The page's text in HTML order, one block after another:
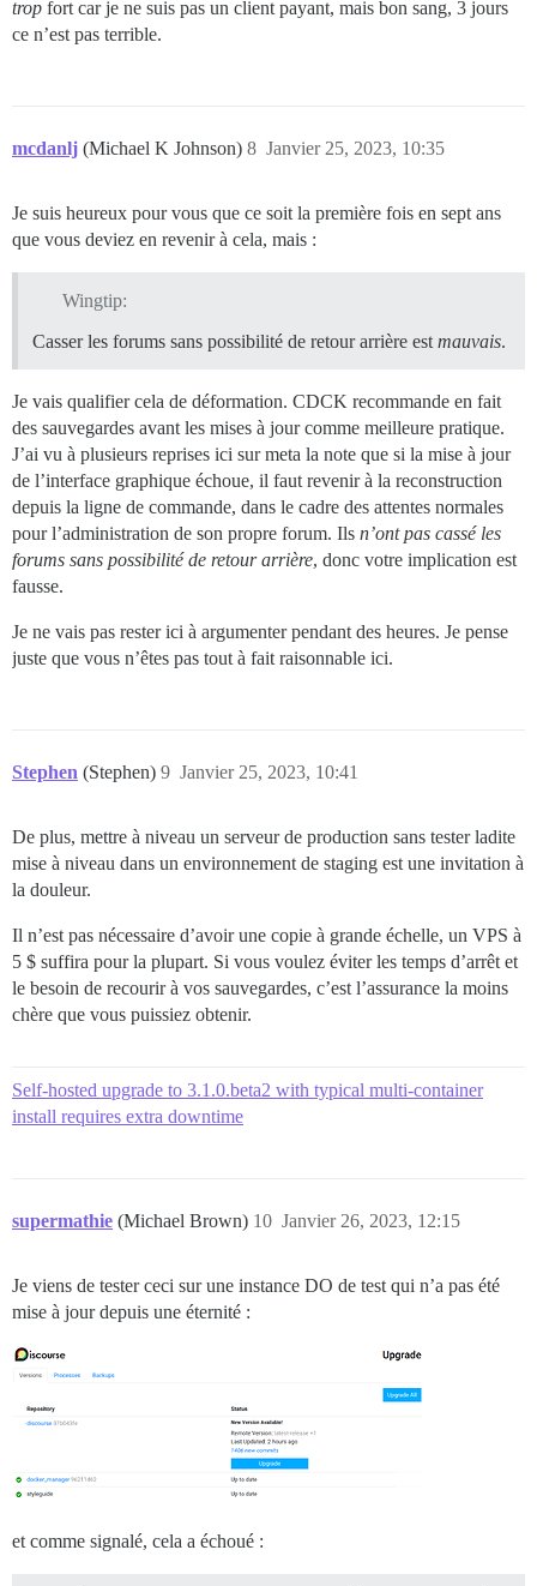
trop fort car je ne suis pas un client payant, mais bon sang, 3 jours
ce n’est pas terrible.
mcdanlj (Michael K Johnson) Janvier 25, 2023, 10:35
8
Je suis heureux pour vous que ce soit la première fois en sept ans
que vous deviez en revenir à cela, mais :
Wingtip:
Casser les forums sans possibilité de retour arrière est mauvais.
Je vais qualifier cela de déformation. CDCK recommande en fait
des sauvegardes avant les mises à jour comme meilleure pratique.
J’ai vu à plusieurs reprises ici sur meta la note que si la mise à jour
de l’interface graphique échoue, il faut revenir à la reconstruction
depuis la ligne de commande, dans le cadre des attentes normales
pour l’administration de son propre forum. Ils n’ont pas cassé les
forums sans possibilité de retour arrière, donc votre implication est
fausse.
Je ne vais pas rester ici à argumenter pendant des heures. Je pense
juste que vous n’êtes pas tout à fait raisonnable ici.
Stephen (Stephen) Janvier 25, 2023, 10:41
9
De plus, mettre à niveau un serveur de production sans tester ladite
mise à niveau dans un environnement de staging est une invitation à
la douleur.
Il n’est pas nécessaire d’avoir une copie à grande échelle, un VPS à
5 $ suffira pour la plupart. Si vous voulez éviter les temps d’arrêt et
le besoin de recourir à vos sauvegardes, c’est l’assurance la moins
chère que vous puissiez obtenir.
Self-hosted upgrade to 3.1.0.beta2 with typical multi-container
install requires extra downtime
supermathie (Michael Brown) Janvier 26, 2023, 12:15
10
Je viens de tester ceci sur une instance DO de test qui n’a pas été
mise à jour depuis une éternité :
et comme signalé, cela a échoué :